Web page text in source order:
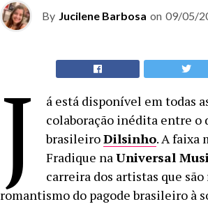
By Jucilene Barbosa on 09/05/
J á está disponível em todas
colaboração inédita entre o
brasileiroDilsinho. A faixa
Fradique naUniversal
carreira dos artistas que
romantismo do pagode brasileiro à